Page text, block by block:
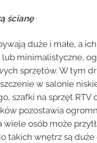
ścianę
duże i małe, a
minimalistyczne,
sprzętów. W tym
w salonie
szafki na sprzęt RTV
pozostawia
wiele osób może
takich wnętrz są duże